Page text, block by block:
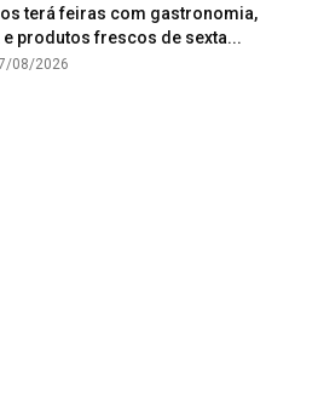
terá feiras com gastronomia,
produtos frescos de sexta...
08/2026